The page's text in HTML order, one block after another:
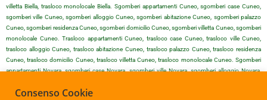
villetta Biella, trasloco monolocale Biella. Sgomberi appartamenti Cuneo, sgomberi case Cuneo,
sgomberi ville Cuneo, sgomberi alloggio Cuneo, sgomberi abitazione Cuneo, sgomberi palazzo
Cuneo, sgomberi residenza Cuneo, sgomberi domicilio Cuneo, sgomberi villetta Cuneo, sgomberi
monolocale Cuneo. Trasloco appartamenti Cuneo, trasloco case Cuneo, trasloco ville Cuneo,
trasloco alloggio Cuneo, trasloco abitazione Cuneo, trasloco palazzo Cuneo, trasloco residenza
Cuneo, trasloco domicilio Cuneo, trasloco villetta Cuneo, trasloco monolocale Cuneo. Sgomberi
appartamenti Novara, sgomberi case Novara, sgomberi ville Novara, sgomberi alloggio Novara,
domicilio Novara, sgomberi villetta Novara, sgomberi monolocale Novara. Trasloco appartamenti
Consenso Cookie